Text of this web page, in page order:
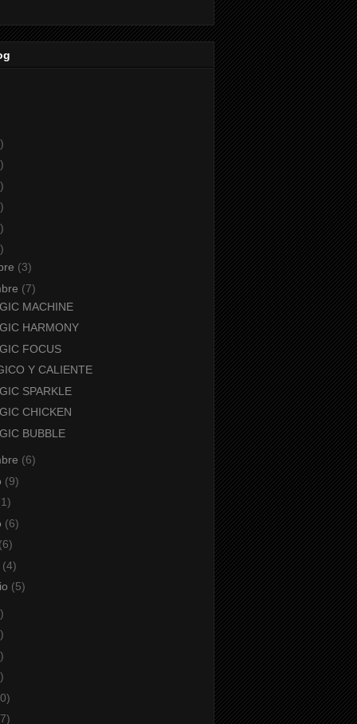
(3)
(7)
MACHINE
HARMONY
FOCUS
Y CALIENTE
SPARKLE
CHICKEN
BUBBLE
(6)
(9)
(6)
(4)
(5)